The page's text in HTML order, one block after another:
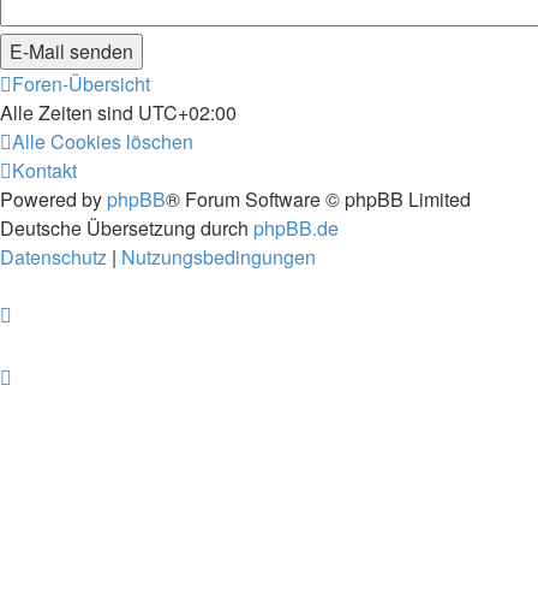
Foren-Übersicht
Alle Zeiten sind UTC+02:00
Alle Cookies löschen
Kontakt
Powered by phpBB® Forum Software © phpBB Limited
Deutsche Übersetzung durch phpBB.de
Datenschutz | Nutzungsbedingungen